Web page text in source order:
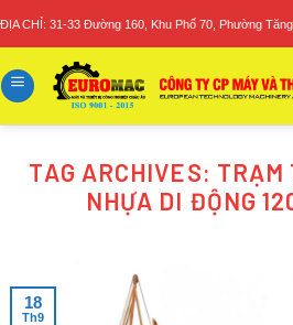
ĐỊA CHỈ: 31-33 Đường 160, Khu Phố 70, Phường
TAG ARCHIVES: TRẠM
NHỰA DI ĐỘNG
18
Th9